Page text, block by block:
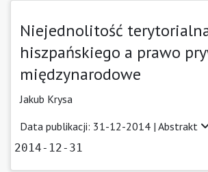
Niejednolitość
hiszpańskiego a prawo
międzynarodowe
Jakub Krysa
Data publikacji: 31-12-2014 | Abstrakt
2014-12-31